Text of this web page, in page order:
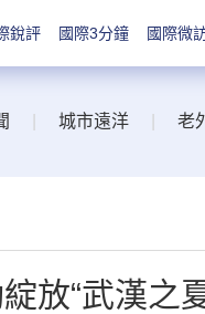
銳評 國際3分鐘 國際微
城市遠洋 老
放“武漢之